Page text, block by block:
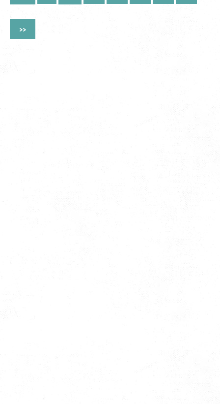
>>